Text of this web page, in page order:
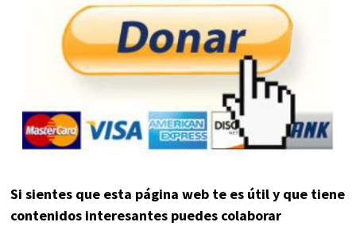
Si sientes que esta página web te es útil y que tiene
contenidos interesantes puedes colaborar